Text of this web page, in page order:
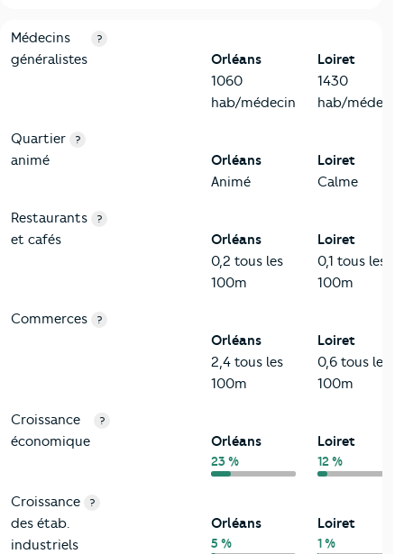
5-Commerces
Critères Orléans
Médecins
généralistes
?
Orléans
1060
hab/médecin
Loiret
1430
hab/médecin
Quartier
animé
?
Orléans
Animé
Loiret
Calme
Restaurants
et cafés
?
Orléans
0,2 tous les
100m
Loiret
0,1 tous les
100m
Commerces ?
Orléans
2,4 tous les
100m
Loiret
0,6 tous les
100m
Croissance
économique
?
Orléans
23 %
Loiret
12 %
Croissance
des étab.
industriels
?
Orléans
5 %
Loiret
1 %